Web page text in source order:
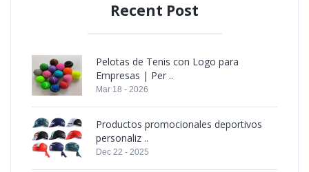
Recent Post
Pelotas de Tenis con Logo para
Empresas | Per ..
Mar 18 - 2026
Productos promocionales deportivos
personaliz ..
Dec 22 - 2025